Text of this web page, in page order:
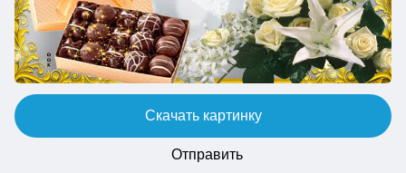
Скачать картинку
Отправить